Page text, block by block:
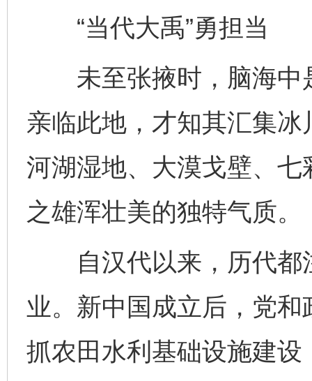
“当代大禹”勇担当
未至张掖时，脑海中
亲临此地，才知其汇集
河湖湿地、大漠戈壁、
之雄浑壮美的独特气质。
自汉代以来，历代都
业。新中国成立后，党
抓农田水利基础设施建